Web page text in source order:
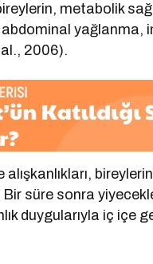
metabolik
yağlanma,
2006).
alışkanlıkları,
Bir süre sonra
duygularıyla iç içe